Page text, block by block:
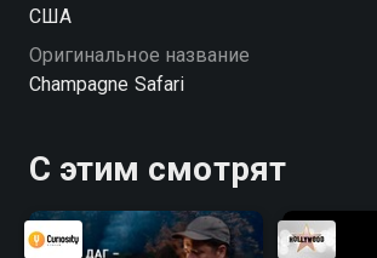
США
Оригинальное название
Champagne Safari
С этим смотрят